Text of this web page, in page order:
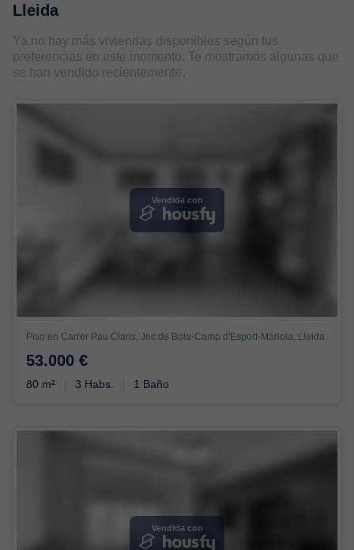
Lleida
Ya no hay más viviendas disponibles según tus
preferencias en este momento. Te mostramos algunas que
se han vendido recientemente.
Vendida con
Piso en Carrer Pau Claris, Joc de Bola-Camp d'Esport-Mariola, Lleida
53.000 €
80 m² 3 Habs. 1 Baño
Vendida con